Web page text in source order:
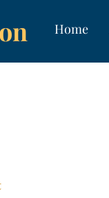
Home